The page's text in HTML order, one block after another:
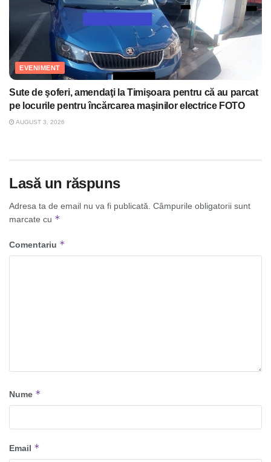
EVENIMENT
Sute de şoferi, amendaţi la Timişoara pentru că au parcat
pe locurile pentru încărcarea maşinilor electrice FOTO
AUGUST 3, 2026
Lasă un răspuns
Adresa ta de email nu va fi publicată. Câmpurile obligatorii sunt
marcate cu *
Comentariu *
Nume *
Email *